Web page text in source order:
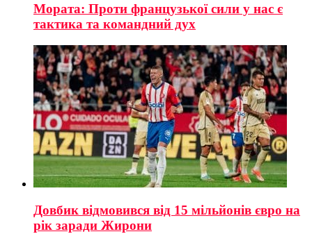
Мората: Проти французької сили у нас є
тактика та командний дух
Довбик відмовився від 15 мільйонів євро на
рік заради Жирони